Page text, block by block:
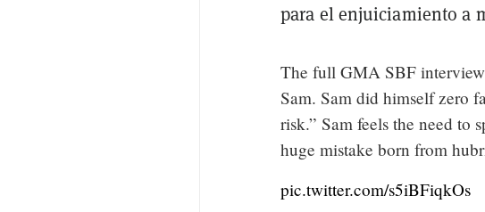
para el enjuiciamiento a
The full GMA SBF
Sam. Sam did himself zero
risk.” Sam feels the need to
huge mistake born from
pic.twitter.com/s5iBFiqkOs